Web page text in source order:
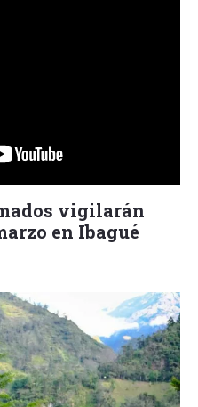
vigilarán
en Ibagué